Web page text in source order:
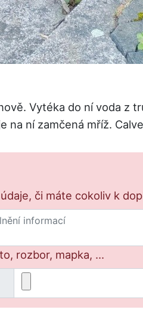
Vytéka do ní voda z
na ní zamčená mříž.
či máte cokoliv k
rozbor, mapka, ...